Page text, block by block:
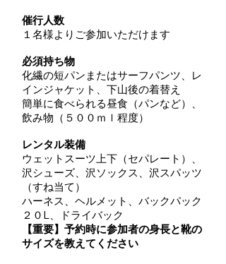
催行人数
１名様よりご参加いただけます
必須持ち物
化繊の短パンまたはサーフパンツ、レ
インジャケット、下山後の着替え
簡単に食べられる昼食（パンなど）、
飲み物（５００ｍｌ程度）
レンタル装備
ウェットスーツ上下（セパレート）、
沢シューズ、沢ソックス、沢スパッツ
（すね当て）
ハーネス、ヘルメット、バックパック
２０L、ドライバック
【重要】予約時に参加者の身長と靴の
サイズを教えてください​